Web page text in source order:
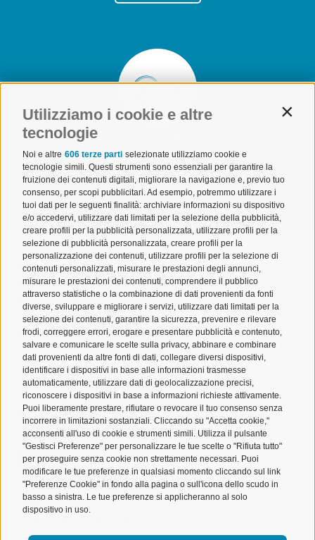
Utilizziamo i cookie e altre
tecnologie
Noi e altre 606 terze parti selezionate utilizziamo cookie e
tecnologie simili. Questi strumenti sono essenziali per garantire la
fruizione dei contenuti digitali, migliorare la navigazione e, previo tuo
consenso, per scopi pubblicitari. Ad esempio, potremmo utilizzare i
tuoi dati per le seguenti finalità: archiviare informazioni su dispositivo
e/o accedervi, utilizzare dati limitati per la selezione della pubblicità,
creare profili per la pubblicità personalizzata, utilizzare profili per la
selezione di pubblicità personalizzata, creare profili per la
personalizzazione dei contenuti, utilizzare profili per la selezione di
contenuti personalizzati, misurare le prestazioni degli annunci,
misurare le prestazioni dei contenuti, comprendere il pubblico
attraverso statistiche o la combinazione di dati provenienti da fonti
diverse, sviluppare e migliorare i servizi, utilizzare dati limitati per la
selezione dei contenuti, garantire la sicurezza, prevenire e rilevare
frodi, correggere errori, erogare e presentare pubblicità e contenuto,
salvare e comunicare le scelte sulla privacy, abbinare e combinare
dati provenienti da altre fonti di dati, collegare diversi dispositivi,
identificare i dispositivi in base alle informazioni trasmesse
automaticamente, utilizzare dati di geolocalizzazione precisi,
riconoscere i dispositivi in base a informazioni richieste attivamente.
Puoi liberamente prestare, rifiutare o revocare il tuo consenso senza
incorrere in limitazioni sostanziali. Cliccando su "Accetta cookie,"
acconsenti all'uso di cookie e strumenti simili. Utilizza il pulsante
"Gestisci Preferenze" per personalizzare le tue scelte o "Rifiuta tutto"
per proseguire senza cookie non strettamente necessari. Puoi
modificare le tue preferenze in qualsiasi momento cliccando sul link
"Preferenze Cookie" in fondo alla pagina o sull'icona dello scudo in
basso a sinistra. Le tue preferenze si applicheranno al solo
dispositivo in uso.
Visualizza
ALSEA | Associazione Lombarda Spedizionieri e
Autotrasportatori
Tel. 02 671541
alsea@alsea.mi.it
Aderente a Confetra
Codice Fiscale 80042910150
Ufficio Milano
Via Cornalia 19 – 20124 Milano
Ufficio Malpensa
Aeroporto Milano Malpensa – Cargo City, Edificio 186 – Piano
Copyright @ 2023 – Tutti i diritti sono riservati | Made by
Jump